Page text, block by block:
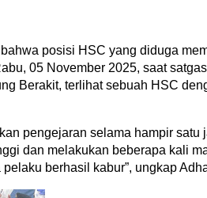
posisi HSC yang diduga
05 November 2025, saat
Berakit, terlihat sebuah HSC
pengejaran selama hampir satu
dan melakukan beberapa kali
berhasil kabur”, ungkap